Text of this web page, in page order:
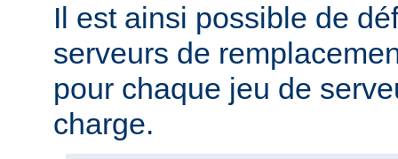
Il est ainsi possible de
serveurs de
pour chaque jeu de
charge.